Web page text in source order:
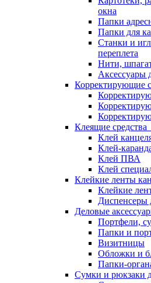
окна
Папки
Папки для
Станки и
переплета
Нити,
Аксессуары
Корректирующие
Клеящие средства
Клей
Клей-
Клей ПВА
Клей
Клейкие ленты
Клейкие
Диспенсеры
Деловые
Портфели,
Папки и
Визитницы
Обложки и
Папки-
Сумки и рюкзаки